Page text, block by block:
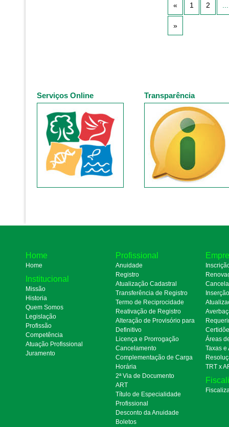
« 1 2
»
Serviços Online Transparência
Home
Home
Institucional
Missão
Historia
Quem Somos
Legislação
Profissão
Competência
Atuação Profissional
Juramento
Profissional
Anuidade
Registro
Atualização Cadastral
Transferência de Registro
Termo de Reciprocidade
Reativação de Registro
Alteração de Provisório para
Definitivo
Licença e Prorrogação
Cancelamento
Complementação de Carga
Horária
2ª Via de Documento
ART
Título de Especialidade
Profissional
Desconto da Anuidade
Boletos
Áreas
Taxas e
TRT x